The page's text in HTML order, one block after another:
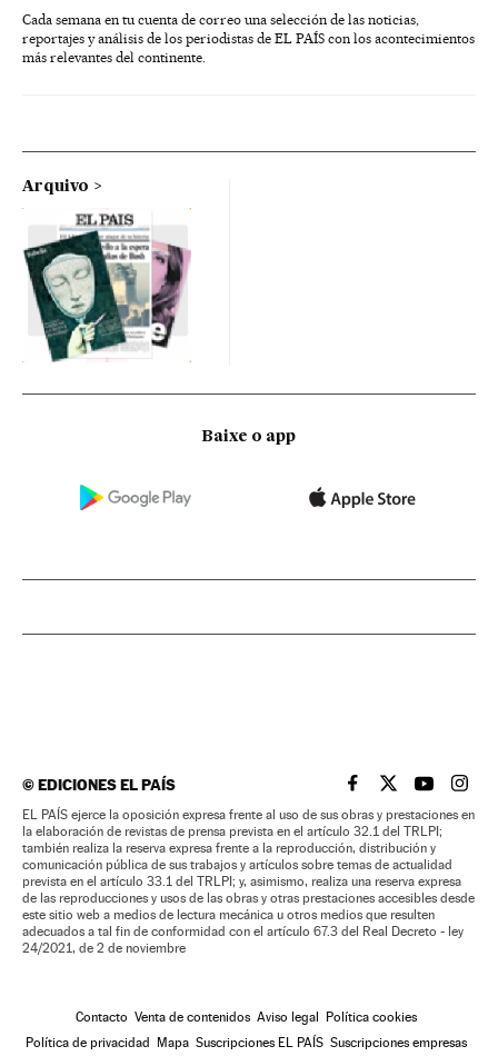
Cada semana en tu cuenta de correo una selección de las noticias,
reportajes y análisis de los periodistas de EL PAÍS con los acontecimientos
más relevantes del continente.
Arquivo
Baixe o app
©EDICIONES EL PAÍS EL PAÍS BRASIL EN
EL PAÍSEL PAÍS
EL
EL PAÍS ejerce la oposición expresa frente al uso de sus obras y prestaciones en
la elaboración de revistas de prensa prevista en el artículo 32.1 del TRLPI;
también realiza la reserva expresa frente a la reproducción, distribución y
comunicación pública de sus trabajos y artículos sobre temas de actualidad
prevista en el artículo 33.1 del TRLPI; y, asimismo, realiza una reserva expresa
de las reproducciones y usos de las obras y otras prestaciones accesibles desde
este sitio web a medios de lectura mecánica u otros medios que resulten
adecuados a tal fin de conformidad con el artículo 67.3 del Real Decreto - ley
24/2021, de 2 de noviembre
Contacto Venta de contenidos Aviso legal
Política cookies
Política de privacidad
Mapa Suscripciones EL PAÍS Suscripciones empresas